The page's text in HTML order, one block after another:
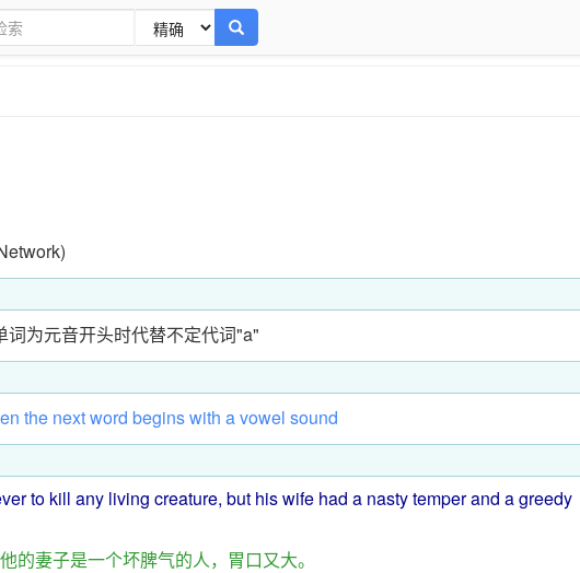
词为元音开头时代替不定代词"a"
the nextword beginswith avowel sound
to kill any living creature, but hiswife had a nastytemperand agreedy
他的妻子是一个坏脾气的人， 胃口又大。